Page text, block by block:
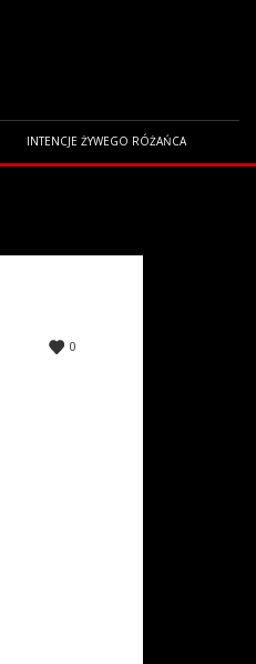
INTENCJE ŻYWEGO RÓŻAŃCA
0